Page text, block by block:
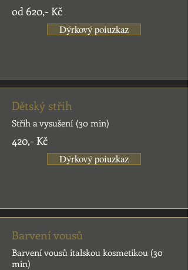
od 620,- Kč
Dýrkový poiuzkaz
Dětský střih
Střih a vysušení (30 min)
420,- Kč
Dýrkový poiuzkaz
Barvení vousů
Barvení vousů italskou kosmetikou (30
min)